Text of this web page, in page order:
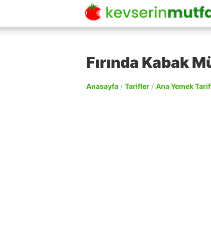
Fırında Kabak
Anasayfa / Tarifler / Ana Yemek